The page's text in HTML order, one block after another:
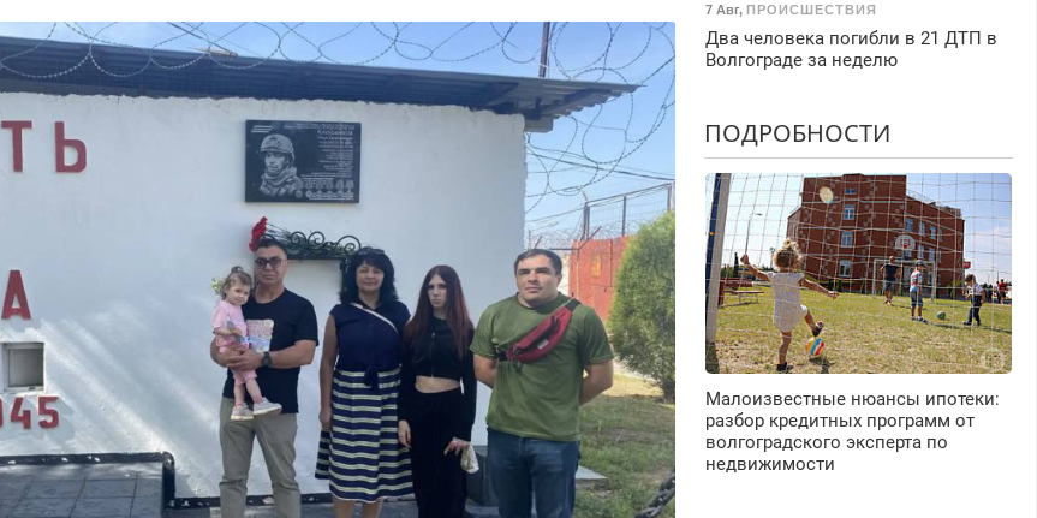
7 Авг, ПРОИСШЕСТВИЯ
Два человека погибли в 21 ДТП в
Волгограде за неделю
ПОДРОБНОСТИ
Малоизвестные нюансы ипотеки:
разбор кредитных программ от
волгоградского эксперта по
недвижимости